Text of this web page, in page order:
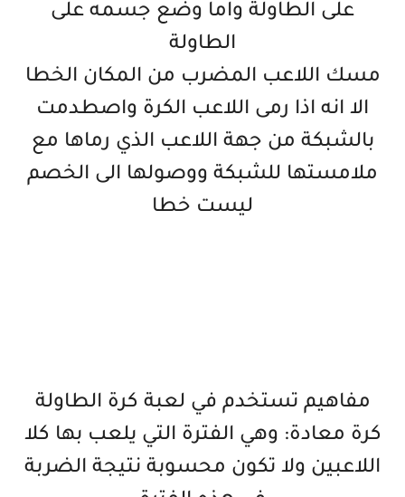
على الطاولة واما وضع جسمه على
الطاولة
مسك اللاعب المضرب من المكان الخطا
الا انه اذا رمى اللاعب الكرة واصطدمت
بالشبكة من جهة اللاعب الذي رماها مع
ملامستها للشبكة ووصولها الى الخصم
ليست خطا
مفاهيم تستخدم في لعبة كرة الطاولة
كرة معادة: وهي الفترة التي يلعب بها كلا
اللاعبين ولا تكون محسوبة نتيجة الضربة